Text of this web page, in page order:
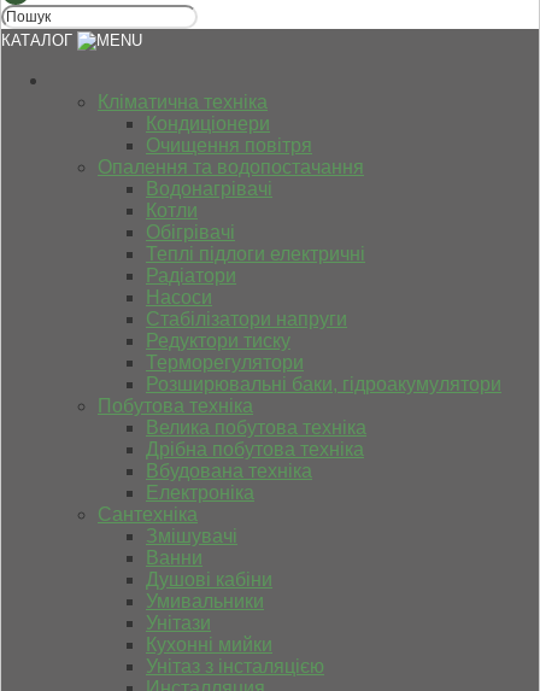
КАТАЛОГ
Кліматична техніка
Кондиціонери
Очищення повітря
Опалення та водопостачання
Водонагрівачі
Котли
Обігрівачі
Теплі підлоги електричні
Радіатори
Насоси
Стабілізатори напруги
Редуктори тиску
Терморегулятори
Розширювальні баки, гідроакумулятори
Побутова техніка
Велика побутова техніка
Дрібна побутова техніка
Вбудована техніка
Електроніка
Сантехніка
Змішувачі
Ванни
Душові кабіни
Умивальники
Унітази
Кухонні мийки
Унітаз з інсталяцією